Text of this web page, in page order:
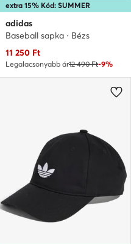
extra 15% Kód: SUMMER
adidas
Baseball sapka · Bézs
Aktuális ár
11 250 Ft
Legalacsonyabb ár12 490 Ft-9%